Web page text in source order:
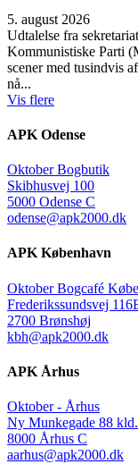
5. august 2026
Udtalelse fra
Kommunistiske Parti
scener med tusindvis
nå...
Vis flere
APK Odense
Oktober Bogbutik
Skibhusvej 100
5000 Odense C
odense@apk2000.dk
APK København
Oktober Bogcafé
Frederikssundsvej
2700 Brønshøj
kbh@apk2000.dk
APK Århus
Oktober - Århus
Ny Munkegade 88 kld.
8000 Århus C
aarhus@apk2000.dk